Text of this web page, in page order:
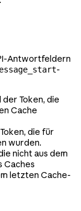
Antwortfeldern
-
der Token, die
Cache
die für
wurden.
nicht aus dem
Caches
letzten Cache-